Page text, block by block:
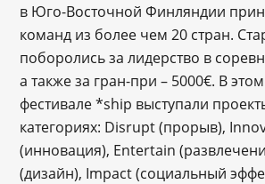
в Юго-Восточной Финляндии
команд из более чем 20 стран.
поборолись за лидерство в
а также за гран-при – 5000€. В
фестивале *ship выступали
категориях: Disrupt (прорыв),
(инновация), Entertain
(дизайн), Impact (социальный